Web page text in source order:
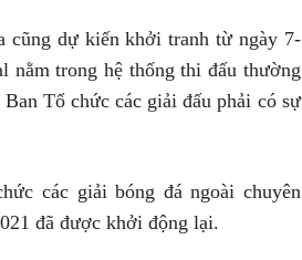
cũng dự kiến khởi tranh từ ngày 7-
nằm trong hệ thống thi đấu thường
Tổ chức các giải đấu phải có sự
các giải bóng đá ngoài chuyên
đã được khởi động lại.